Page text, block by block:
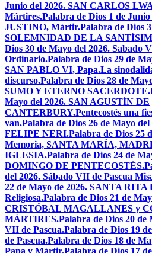
Junio del 2026. SAN CARLOS
Mártires.Palabra de Dios 1 de
JUSTINO, Mártir.Palabra de Dios
SOLEMNIDAD DE LA
Dios 30 de Mayo del 2026. Sabado
Ordinario.Palabra de Dios 29 de
SAN PABLO VI, Papa.La
discurso.Palabra de Dios 28 de
SUMO Y ETERNO SACERDOTE.
Mayo del 2026. SAN AGUSTÍN DE
CANTERBURY.Pentecostés una
van.Palabra de Dios 26 de Mayo
FELIPE NERI.Palabra de Dios 25
Memoria, SANTA MARÍA,
IGLESIA.Palabra de Dios 24 de
DOMINGO DE PENTECOSTÉS.
del 2026. Sábado VII de Pascua
22 de Mayo de 2026. SANTA
Religiosa.Palabra de Dios 21 de
CRISTÓBAL MAGALLANES y
MÁRTIRES.Palabra de Dios 20 de
VII de Pascua.Palabra de Dios 19
de Pascua.Palabra de Dios 18 de
Papa y Mártir.Palabra de Dios 17